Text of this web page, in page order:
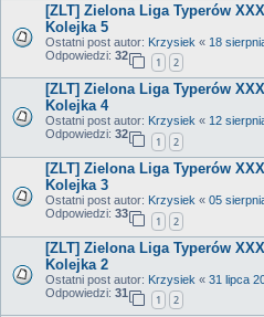
[ZLT] Zielona Liga Typerów
Kolejka 5
Ostatni post autor: Krzysiek « 18
Odpowiedzi: 32
1 2
[ZLT] Zielona Liga Typerów
Kolejka 4
Ostatni post autor: Krzysiek « 12
Odpowiedzi: 32
1 2
[ZLT] Zielona Liga Typerów
Kolejka 3
Ostatni post autor: Krzysiek « 05
Odpowiedzi: 33
1 2
[ZLT] Zielona Liga Typerów
Kolejka 2
Ostatni post autor: Krzysiek « 31 lipca
Odpowiedzi: 31
1 2